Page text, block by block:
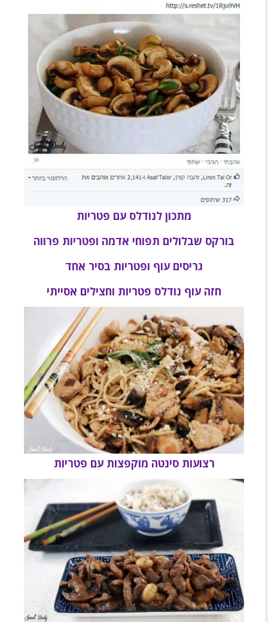
מתכון לנודלס עם פטריות
בורקס שבלולים תפוחי אדמה ופטריות פרווה
גריסים עוף ופטריות בסיר אחד
חזה עוף נודלס פטריות וחצילים אסייתי
רצועות סינטה מוקפצות עם פטריות